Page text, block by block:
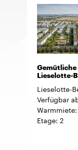
Gemütliche
Lieselotte-
Lieselotte-
Verfügbar
Warmmiete
Etage 2